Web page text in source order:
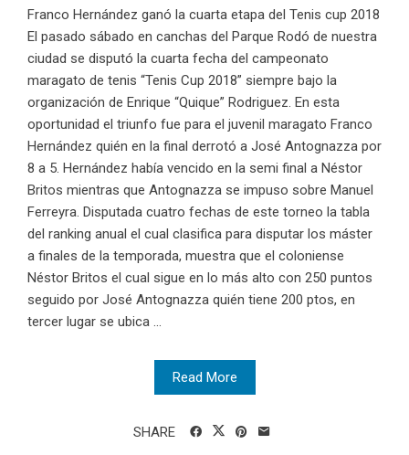
Franco Hernández ganó la cuarta etapa del Tenis cup 2018
El pasado sábado en canchas del Parque Rodó de nuestra
ciudad se disputó la cuarta fecha del campeonato
maragato de tenis “Tenis Cup 2018” siempre bajo la
organización de Enrique “Quique” Rodriguez. En esta
oportunidad el triunfo fue para el juvenil maragato Franco
Hernández quién en la final derrotó a José Antognazza por
8 a 5. Hernández había vencido en la semi final a Néstor
Britos mientras que Antognazza se impuso sobre Manuel
Ferreyra. Disputada cuatro fechas de este torneo la tabla
del ranking anual el cual clasifica para disputar los máster
a finales de la temporada, muestra que el coloniense
Néstor Britos el cual sigue en lo más alto con 250 puntos
seguido por José Antognazza quién tiene 200 ptos, en
tercer lugar se ubica ...
Read More
SHARE